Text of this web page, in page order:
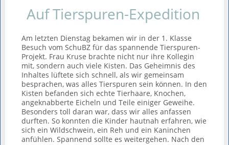
Auf Tierspuren-Expedition
Am letzten Dienstag bekamen wir in der 1. Klasse
Besuch vom SchuBZ für das spannende Tierspuren-
Projekt. Frau Kruse brachte nicht nur ihre Kollegin
mit, sondern auch viele Kisten. Das Geheimnis des
Inhaltes lüftete sich schnell, als wir gemeinsam
besprachen, was alles Tierspuren sein können. In den
Kisten befanden sich echte Tierhaare, Knochen,
angeknabberte Eicheln und Teile einiger Geweihe.
Besonders toll daran war, dass wir alles anfassen
durften. So konnten die Kinder hautnah erfahren, wie
sich ein Wildschwein, ein Reh und ein Kaninchen
anfühlen. Spannend sollte es weitergehen. Nach den